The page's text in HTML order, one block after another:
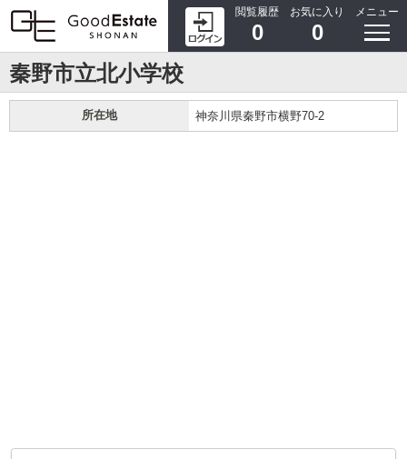
閲覧履歴
0
お気に入り
0
メニュー
秦野市立北小学校
所在地 神奈川県秦野市横野70-2